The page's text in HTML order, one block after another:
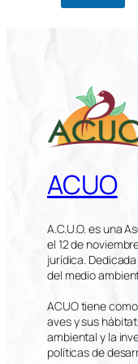
ACUO
A.C.U.O. es una
el 12 de
jurídica.
del medio
ACUO tiene
aves y sus
ambiental y la
políticas de